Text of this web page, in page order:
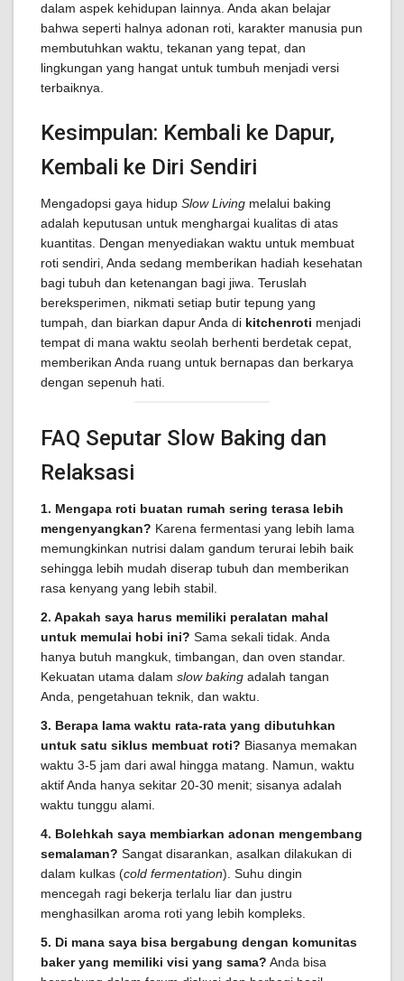
dalam aspek kehidupan lainnya. Anda akan belajar
bahwa seperti halnya adonan roti, karakter manusia pun
membutuhkan waktu, tekanan yang tepat, dan
lingkungan yang hangat untuk tumbuh menjadi versi
terbaiknya.
Kesimpulan: Kembali ke Dapur,
Kembali ke Diri Sendiri
Mengadopsi gaya hidup Slow Living melalui baking
adalah keputusan untuk menghargai kualitas di atas
kuantitas. Dengan menyediakan waktu untuk membuat
roti sendiri, Anda sedang memberikan hadiah kesehatan
bagi tubuh dan ketenangan bagi jiwa. Teruslah
bereksperimen, nikmati setiap butir tepung yang
tumpah, dan biarkan dapur Anda di kitchenroti menjadi
tempat di mana waktu seolah berhenti berdetak cepat,
memberikan Anda ruang untuk bernapas dan berkarya
dengan sepenuh hati.
FAQ Seputar Slow Baking dan
Relaksasi
1. Mengapa roti buatan rumah sering terasa lebih
mengenyangkan? Karena fermentasi yang lebih lama
memungkinkan nutrisi dalam gandum terurai lebih baik
sehingga lebih mudah diserap tubuh dan memberikan
rasa kenyang yang lebih stabil.
2. Apakah saya harus memiliki peralatan mahal
untuk memulai hobi ini? Sama sekali tidak. Anda
hanya butuh mangkuk, timbangan, dan oven standar.
Kekuatan utama dalam slow baking adalah tangan
Anda, pengetahuan teknik, dan waktu.
3. Berapa lama waktu rata-rata yang dibutuhkan
untuk satu siklus membuat roti? Biasanya memakan
waktu 3-5 jam dari awal hingga matang. Namun, waktu
aktif Anda hanya sekitar 20-30 menit; sisanya adalah
waktu tunggu alami.
4. Bolehkah saya membiarkan adonan mengembang
semalaman? Sangat disarankan, asalkan dilakukan di
dalam kulkas (cold fermentation). Suhu dingin
mencegah ragi bekerja terlalu liar dan justru
menghasilkan aroma roti yang lebih kompleks.
5. Di mana saya bisa bergabung dengan komunitas
baker yang memiliki visi yang sama? Anda bisa